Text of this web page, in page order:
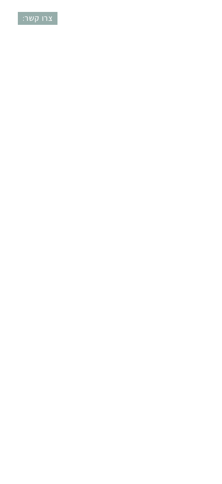
צרו קשר: